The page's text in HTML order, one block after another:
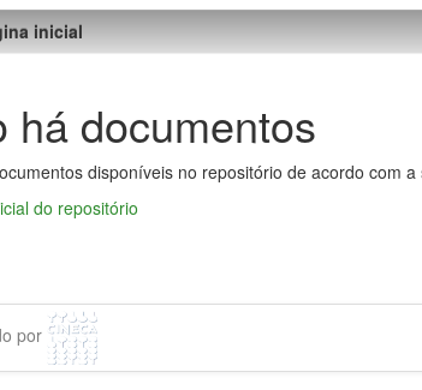
inicial
há documentos
disponíveis no repositório de acordo com a
do repositório
por